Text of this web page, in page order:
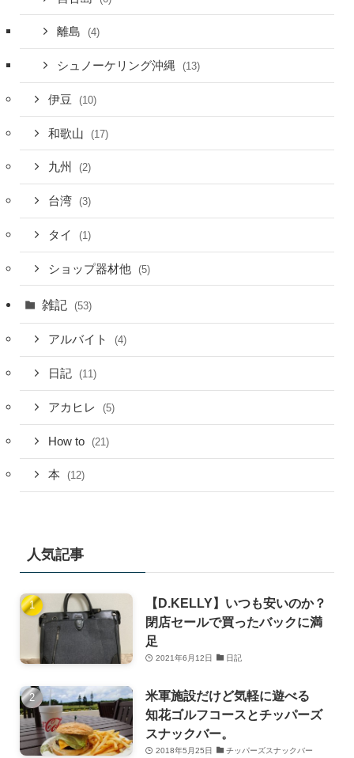
離島 (4)
シュノーケリング沖縄 (13)
伊豆 (10)
和歌山 (17)
九州 (2)
台湾 (3)
タイ (1)
ショップ器材他 (5)
雑記 (53)
アルバイト (4)
日記 (11)
アカヒレ (5)
How to (21)
本 (12)
人気記事
【D.KELLY】いつも安いのか？
閉店セールで買ったバックに満
足
2021年6月12日 日記
米軍施設だけど気軽に遊べる
知花ゴルフコースとチッパーズ
スナックバー。
2018年5月25日 チッパーズスナックバー